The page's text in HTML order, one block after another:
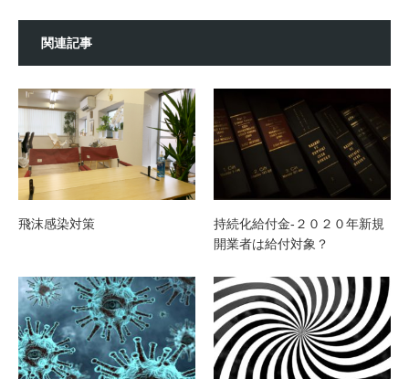
関連記事
飛沫感染対策
持続化給付金-２０２０年新規
開業者は給付対象？